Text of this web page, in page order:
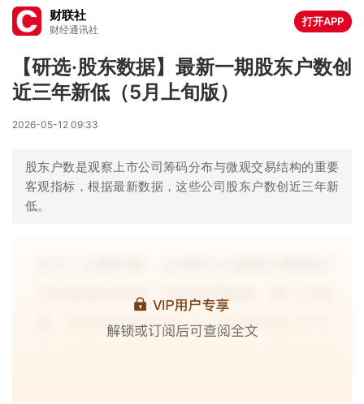
财联社
财经通讯社
打开APP
【研选·股东数据】最新一期股东户数创
近三年新低（5月上旬版）
2026-05-12 09:33
股东户数是观察上市公司筹码分布与微观交易结构的重要
客观指标，根据最新数据，这些公司股东户数创近三年新
低。